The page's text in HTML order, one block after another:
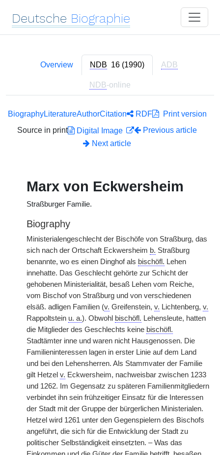
Deutsche Biographie
Overview NDB 16 (1990) ADB
NDB-online
BiographyLiteratureAuthorCitation RDF
Print version
Source in print
Digital Image
Previous article
Next article
Marx von Eckwersheim
Straßburger Familie.
Biography
Ministerialengeschlecht der Bischöfe von Straßburg, das
sich nach der Ortschaft Eckwersheim b. Straßburg
benannte, wo es einen Dinghof als bischöfl. Lehen
innehatte. Das Geschlecht gehörte zur Schicht der
gehobenen Ministerialität, besaß Lehen vom Reiche,
vom Bischof von Straßburg und von verschiedenen
elsäß. adligen Familien (v. Greifenstein, v. Lichtenberg, v.
Rappoltstein u. a.). Obwohl bischöfl. Lehensleute, hatten
die Mitglieder des Geschlechts keine bischöfl.
Stadtämter inne und waren nicht Hausgenossen. Die
Familieninteressen lagen in erster Linie auf dem Land
und bei den Lehensherren. Als Stammvater der Familie
gilt Hetzel v. Eckwersheim, nachweisbar zwischen 1233
und 1262. Im Gegensatz zu späteren Familienmitgliedern
verbindet ihn sein frühzeitiger Einsatz für die Interessen
der Stadt mit der Gruppe der bürgerlichen Ministerialen.
Hetzel wird 1261 unter den Gegenspielern des Bischofs
angeführt, die sich für die Entwicklung der Stadt zu
politischer Selbständigkeit einsetzten. – Was das